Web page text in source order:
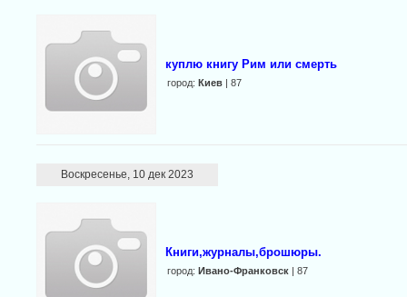
куплю книгу Рим или смерть
город: Киев | 87
Воскресенье, 10 дек 2023
Книги,журналы,брошюры.
город: Ивано-Франковск | 87